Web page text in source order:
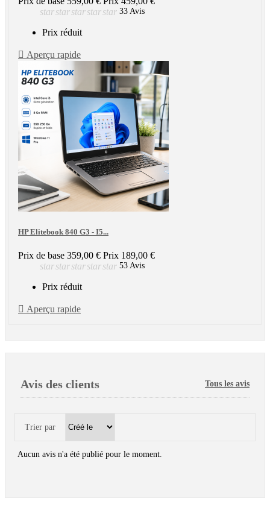
starstarstarstarstar 33 Avis
Prix réduit
 Aperçu rapide
HP Elitebook 840 G3 - I5...
Prix de base 359,00 € Prix 189,00 €
starstarstarstarstar 53 Avis
Prix réduit
 Aperçu rapide
Avis des clients Tous les avis
Trier par
Aucun avis n'a été publié pour le moment.